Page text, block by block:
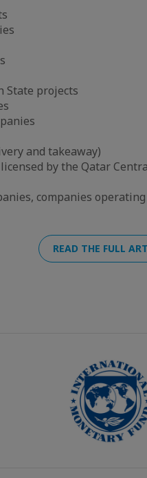
State projects
and takeaway)
by the Qatar
companies
READ THE FULL